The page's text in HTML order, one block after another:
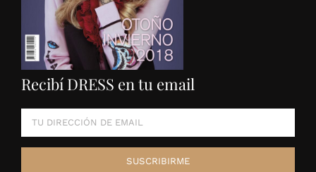
Recibí DRESS en tu email